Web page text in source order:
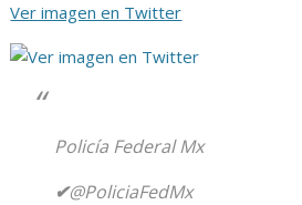
Ver imagen en Twitter
Policía Federal Mx
✔@PoliciaFedMx